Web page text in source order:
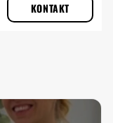
KONTAKT